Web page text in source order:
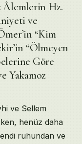
Âlemlerin Hz.
ve
“Kim
“Ölmeyen
Göre
Yakamoz
ve Sellem
henüz daha
ruhundan ve